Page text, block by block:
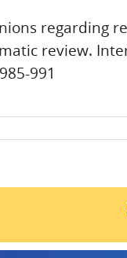
regarding
review.
991.